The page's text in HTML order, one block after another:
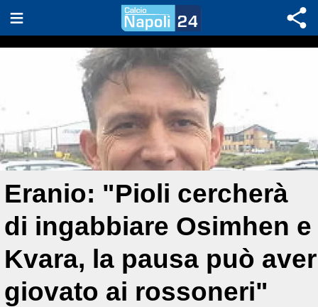
Eranio: "Pioli cercherà
di ingabbiare Osimhen e
Kvara, la pausa può aver
giovato ai rossoneri"